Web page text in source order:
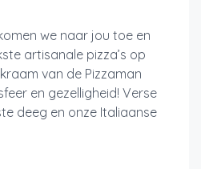
we naar jou toe en
artisanale pizza’s op
van de Pizzaman
en gezelligheid! Verse
deeg en onze Italiaanse